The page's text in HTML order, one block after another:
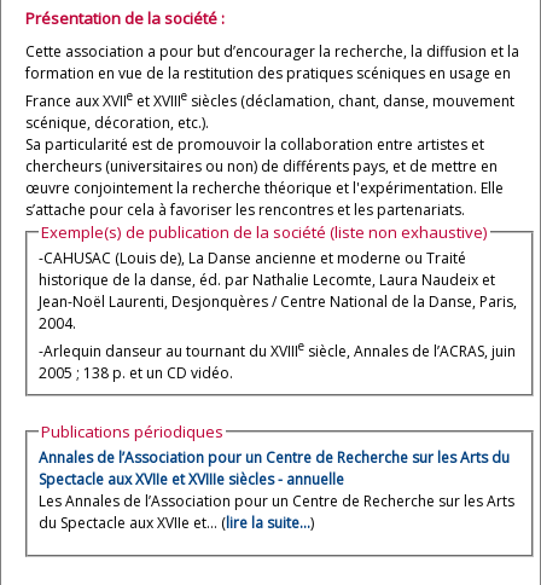
Présentation de la société :
Cette association a pour but d’encourager la recherche, la diffusion et la
formation en vue de la restitution des pratiques scéniques en usage en
France aux XVIIe et XVIIIe siècles (déclamation, chant, danse, mouvement
scénique, décoration, etc.).
Sa particularité est de promouvoir la collaboration entre artistes et
chercheurs (universitaires ou non) de différents pays, et de mettre en
œuvre conjointement la recherche théorique et l'expérimentation. Elle
s’attache pour cela à favoriser les rencontres et les partenariats.
Exemple(s) de publication de la société (liste non exhaustive)
-CAHUSAC (Louis de), La Danse ancienne et moderne ou Traité
historique de la danse, éd. par Nathalie Lecomte, Laura Naudeix et
Jean-Noël Laurenti, Desjonquères / Centre National de la Danse, Paris,
2004.
-Arlequin danseur au tournant du XVIIIe siècle, Annales de l’ACRAS, juin
2005 ; 138 p. et un CD vidéo.
Publications périodiques
Annales de l’Association pour un Centre de Recherche sur les Arts du
Spectacle aux XVIIe et XVIIIe siècles - annuelle
Les Annales de l’Association pour un Centre de Recherche sur les Arts
du Spectacle aux XVIIe et... (lire la suite…)